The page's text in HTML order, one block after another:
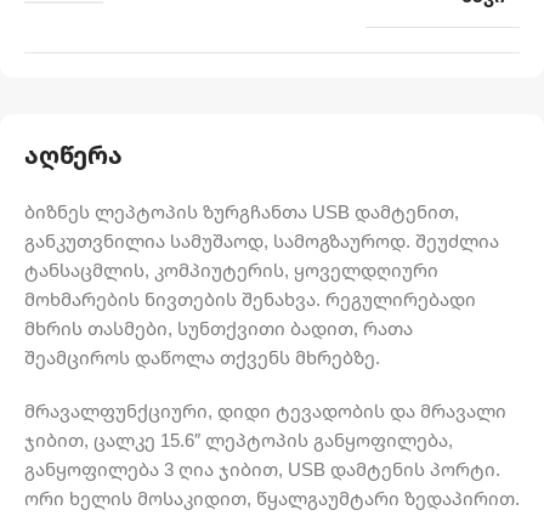
აღწერა
ბიზნეს ლეპტოპის ზურგჩანთა USB დამტენით,
განკუთვნილია სამუშაოდ, სამოგზაუროდ. შეუძლია
ტანსაცმლის, კომპიუტერის, ყოველდღიური
მოხმარების ნივთების შენახვა. რეგულირებადი
მხრის თასმები, სუნთქვითი ბადით, რათა
შეამციროს დაწოლა თქვენს მხრებზე.
მრავალფუნქციური, დიდი ტევადობის და მრავალი
ჯიბით, ცალკე 15.6″ ლეპტოპის განყოფილება,
განყოფილება 3 ღია ჯიბით, USB დამტენის პორტი.
ორი ხელის მოსაკიდით, წყალგაუმტარი ზედაპირით.